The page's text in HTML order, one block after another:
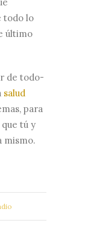
todo lo
último
de todo-
salud
para
tú y
mismo.